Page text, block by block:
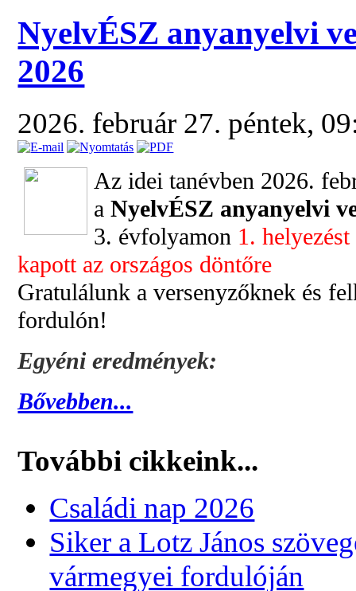
NyelvÉSZ anyanyelvi
2026
2026. február 27. péntek,
Az idei tanévben 2026.
aNyelvÉSZ anyanyelvi
3. évfolyamon 1. helyezést
kapott az országos döntőre
Gratulálunk a versenyzőknek és
fordulón!
Egyéni eredmények:
Bővebben...
További cikkeink...
Családi nap 2026
Siker a Lotz János
vármegyei fordulóján